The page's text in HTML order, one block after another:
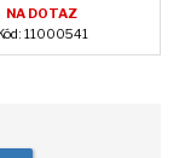
NA DOTAZ
11000541